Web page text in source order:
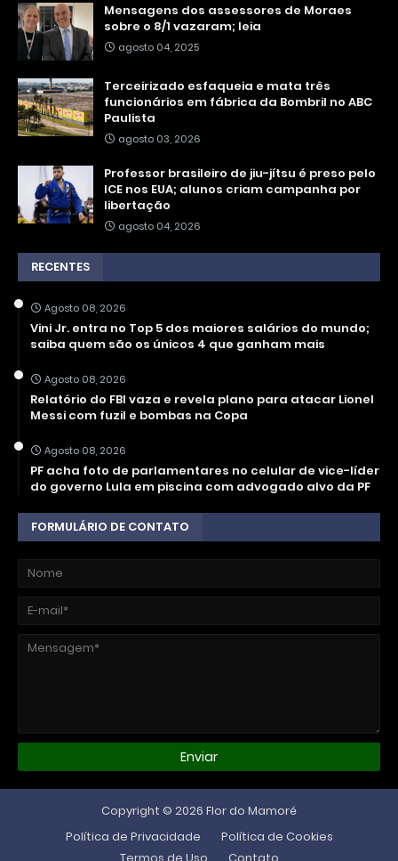
Mensagens dos assessores de Moraes
sobre o 8/1 vazaram; leia
agosto 04, 2025
Terceirizado esfaqueia e mata três
funcionários em fábrica da Bombril no ABC
Paulista
agosto 03, 2026
Professor brasileiro de jiu-jítsu é preso pelo
ICE nos EUA; alunos criam campanha por
libertação
agosto 04, 2026
RECENTES
Agosto 08, 2026
Vini Jr. entra no Top 5 dos maiores salários do mundo;
saiba quem são os únicos 4 que ganham mais
Agosto 08, 2026
Relatório do FBI vaza e revela plano para atacar Lionel
Messi com fuzil e bombas na Copa
Agosto 08, 2026
PF acha foto de parlamentares no celular de vice-líder
do governo Lula em piscina com advogado alvo da PF
FORMULÁRIO DE CONTATO
Copyright © 2026 Flor do Mamoré
Política de Privacidade
Política de Cookies
Termos de Uso
Contato